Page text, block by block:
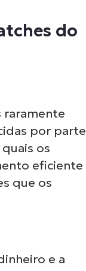
do
raramente
por parte
os
eficiente
que os
e a